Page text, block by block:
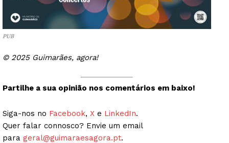
PUB
© 2025 Guimarães, agora!
Partilhe a sua opinião nos comentários em baixo!
Siga-nos no Facebook, X e LinkedIn.
Quer falar connosco? Envie um email
para geral@guimaraesagora.pt.